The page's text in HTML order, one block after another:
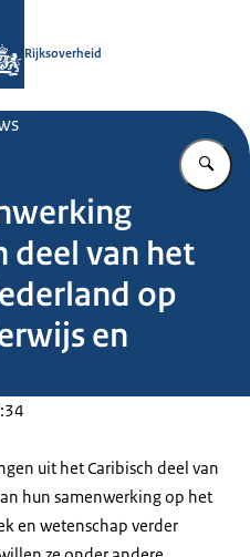
Rijksoverheid
deel van het
op
en
uit het Caribisch deel van
hun samenwerking op het
en wetenschap verder